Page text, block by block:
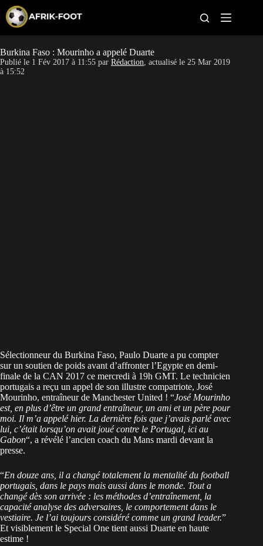
p
t
o
c
CAN féminine
Burkina Faso : Mourinho a appelé Duarte
Publié le 1 Fév 2017 à 11:55 par Rédaction, actualisé le 25 Mar 2019
à 15:52
Sélectionneur du Burkina Faso, Paulo Duarte a pu compter
sur un soutien de poids avant d’affronter l’Egypte en demi-
finale de la CAN 2017 ce mercredi à 19h GMT. Le technicien
portugais a reçu un appel de son illustre compatriote, José
Mourinho, entraîneur de Manchester United ! “José Mourinho
est, en plus d’être un grand entraîneur, un ami et un père pour
moi. Il m’a appelé hier. La dernière fois que j’avais parlé avec
lui, c’était lorsqu’on avait joué contre le Portugal, ici au
Gabon“, a révélé l’ancien coach du Mans mardi devant la
presse.
“En douze ans, il a changé totalement la mentalité du football
portugais, dans le pays mais aussi dans le monde. Tout a
changé dès son arrivée : les méthodes d’entraînement, la
capacité analyse des adversaires, le comportement dans le
vestiaire. Je l’ai toujours considéré comme un grand leader.”
Et visiblement le Special One tient aussi Duarte en haute
estime !